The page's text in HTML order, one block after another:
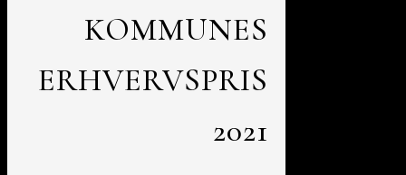
KOMMUNES
ERHVERVSPRIS
2021